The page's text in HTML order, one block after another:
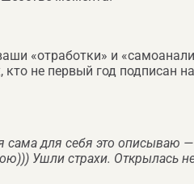
«отработки» и
не первый год подписан
сама для себя это описываю
Ушли страхи. Открылась